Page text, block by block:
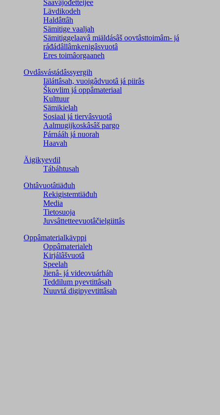
Saavâjođetteijee
Lävdikodeh
Haldâttâh
Sämitige vaaljah
Sämitiggelaavâ miäldásâš oovtâsttoimâm- já
ráđádâllâmkenigâsvuotâ
Eres toimâorgaaneh
Ovdâsvástádâssyergih
Iäláttâsah, vuoigâdvuotâ já piirâs
Škovlim já oppâmateriaal
Kulttuur
Sämikielah
Sosiaal já tiervâsvuotâ
Aalmugijkoskâsâš pargo
Párnááh já nuorah
Haavah
Äigikyevdil
Tábáhtusah
Ohtâvuotâtiäđuh
Rekigistemtiäđuh
Media
Tietosuoja
Juvsâttetteevuotâčielgiittâs
Oppâmaterialkävppi
Oppâmaterialeh
Kirjálâšvuotâ
Speelah
Jienâ- já videovuárháh
Teddilum pyevtittâsah
Nuuvtá digipyevtittâsah